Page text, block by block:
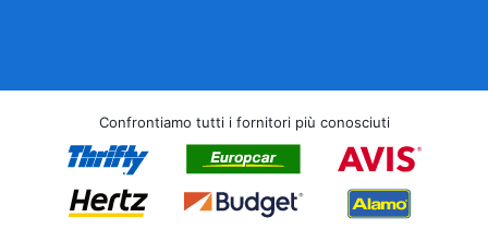
Confrontiamo tutti i fornitori più conosciuti